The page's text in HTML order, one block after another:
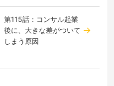
第115話：コンサル起業
後に、大きな差がついて
しまう原因